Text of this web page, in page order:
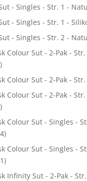
- Singles - Str. 1 -
- Singles - Str. 1 -
- Singles - Str. 2 -
Colour Sut - 2-Pak - Str.
Colour Sut - 2-Pak - Str.
Colour Sut - 2-Pak - Str.
Colour Sut - Singles -
Colour Sut - Singles -
Infinity Sut - 2-Pak -